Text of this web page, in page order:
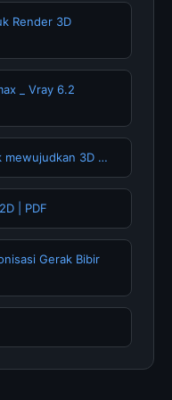
Render 3D
_ Vray 6.2
mewujudkan 3D …
| PDF
Gerak Bibir